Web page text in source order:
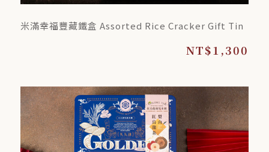
米滿幸福豐藏鐵盒 Assorted Rice Cracker Gift Tin
NT$1,300